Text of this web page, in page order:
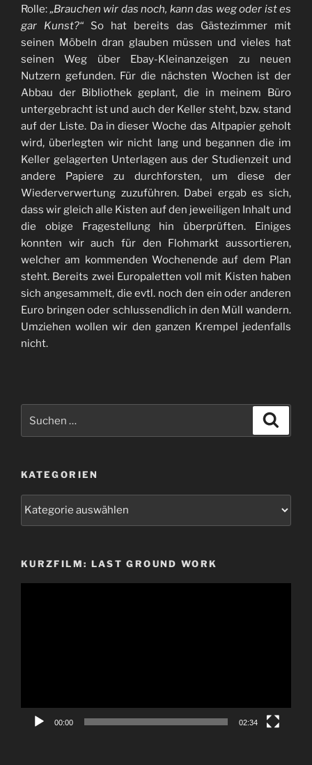
Rolle:„Brauchen wir das noch, kann das weg oder ist es
gar Kunst?“ So hat bereits das Gästezimmer mit
seinen Möbeln dran glauben müssen und vieles hat
seinen Weg über Ebay-Kleinanzeigen zu neuen
Nutzern gefunden. Für die nächsten Wochen ist der
Abbau der Bibliothek geplant, die in meinem Büro
untergebracht ist und auch der Keller steht, bzw. stand
auf der Liste. Da in dieser Woche das Altpapier geholt
wird, überlegten wir nicht lang und begannen die im
Keller gelagerten Unterlagen aus der Studienzeit und
andere Papiere zu durchforsten, um diese der
Wiederverwertung zuzuführen. Dabei ergab es sich,
dass wir gleich alle Kisten auf den jeweiligen Inhalt und
die obige Fragestellung hin überprüften. Einiges
konnten wir auch für den Flohmarkt aussortieren,
welcher am kommenden Wochenende auf dem Plan
steht. Bereits zwei Europaletten voll mit Kisten haben
sich angesammelt, die evtl. noch den ein oder anderen
Euro bringen oder schlussendlich in den Müll wandern.
Umziehen wollen wir den ganzen Krempel jedenfalls
nicht.
KATEGORIEN
KURZFILM: LAST GROUND WORK
00:00 02:34